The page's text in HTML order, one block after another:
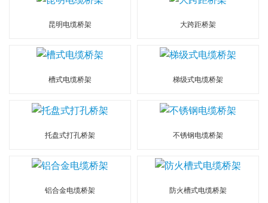
昆明电缆桥架 大跨距桥架
槽式电缆桥架 梯级式电缆桥架
托盘式打孔桥架 不锈钢电缆桥架
铝合金电缆桥架 防火槽式电缆桥架